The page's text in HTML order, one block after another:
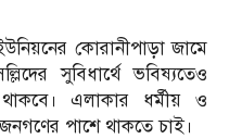
কোরানীপাড়া জামে
সুবিধার্থে ভবিষ্যতেও
এলাকার ধর্মীয় ও
পাশে থাকতে চাই।